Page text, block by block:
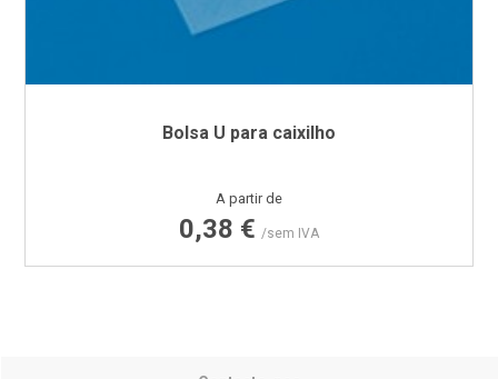
Bolsa U para caixilho
Preço
A partir de
0,38 € /sem IVA